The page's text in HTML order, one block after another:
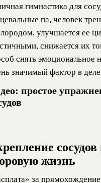
гимнастика для
па, человек
улучшается ее
снижается их
снять эмоциональное
значимый фактор в
простое
жизнь
за